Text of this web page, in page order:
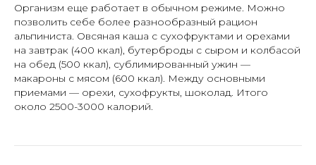
Организм еще работает в обычном режиме. Можно
позволить себе более разнообразный рацион
альпиниста. Овсяная каша с сухофруктами и орехами
на завтрак (400 ккал), бутерброды с сыром и колбасой
на обед (500 ккал), сублимированный ужин —
макароны с мясом (600 ккал). Между основными
приемами — орехи, сухофрукты, шоколад. Итого
около 2500-3000 калорий.